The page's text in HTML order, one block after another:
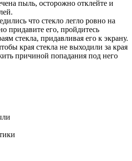
пыль, осторожно отклейте и
что стекло легло ровно на
придавите его, пройдитесь
стекла, придавливая его к экрану.
края стекла не выходили за края
причиной попадания под него